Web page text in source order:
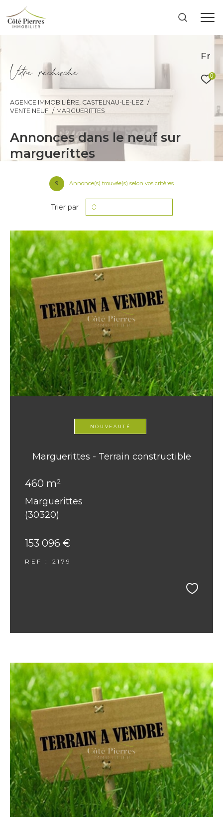
Fr
0
Vore recece
AGENCE IMMOBILIÈRE, CASTELNAU-LE-LEZ
VENTE NEUF
MARGUERITTES
annonces dans le neuf sur
marguerittes
9 Annonce(s) trouvée(s) selon vos critères
Trier par
NOUVEAUTÉ
Marguerittes - Terrain constructible
460 m²
Marguerittes
(30320)
153 096 €
REF : 2179